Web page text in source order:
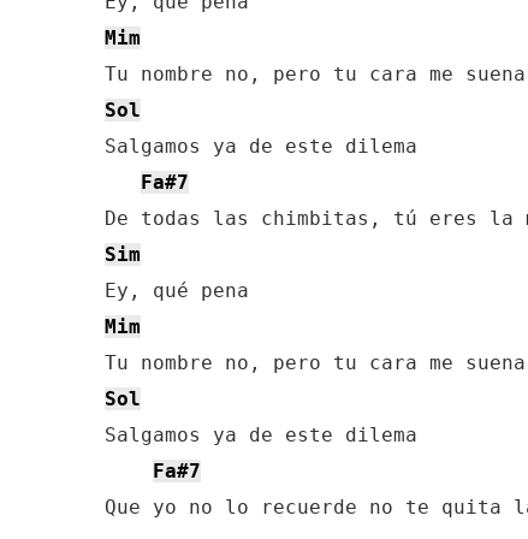
Mim
Sol
Salgamos ya de este dilema
Fa#7
Sim
Mim
Sol
Salgamos ya de este dilema
Fa#7
Que yo no lo recuerde no te quita